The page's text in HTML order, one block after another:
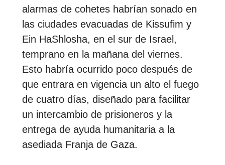
alarmas de cohetes habrían sonado en
las ciudades evacuadas de Kissufim y
Ein HaShlosha, en el sur de Israel,
temprano en la mañana del viernes.
Esto habría ocurrido poco después de
que entrara en vigencia un alto el fuego
de cuatro días, diseñado para facilitar
un intercambio de prisioneros y la
entrega de ayuda humanitaria a la
asediada Franja de Gaza.